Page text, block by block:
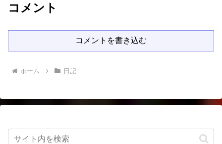
コメント
コメントを書き込む
ホーム 日記